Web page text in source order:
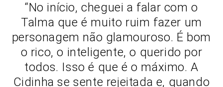
“No início, cheguei a falar com o
Talma que é muito ruim fazer um
personagem não glamouroso. É bom
o rico, o inteligente, o querido por
todos. Isso é que é o máximo. A
Cidinha se sente rejeitada e, quando